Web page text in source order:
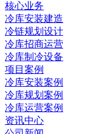
核心业务
冷库安装建造
冷链规划设计
冷库招商运营
冷库制冷设备
项目案例
冷库安装案例
冷库规划案例
冷库运营案例
资讯中心